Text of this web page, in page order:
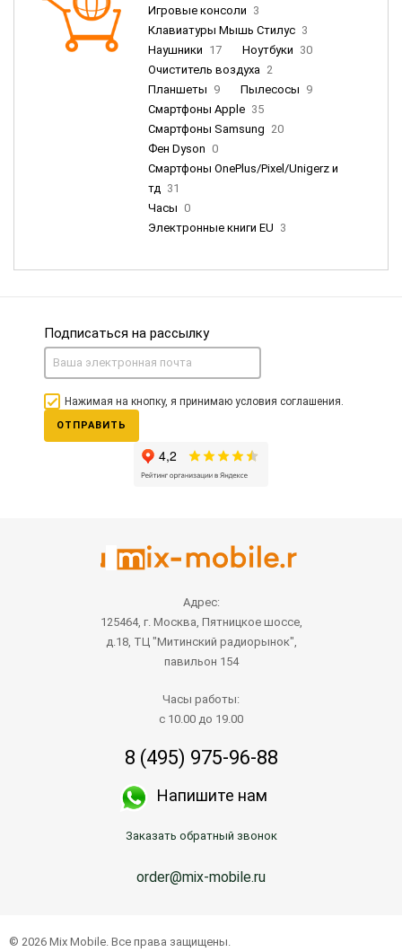
Игровые консоли 3
Клавиатуры Мышь Стилус 3
Наушники 17 Ноутбуки 30
Очиститель воздуха 2
Планшеты 9 Пылесосы 9
Смартфоны Apple 35
Смартфоны Samsung 20
Фен Dyson 0
Смартфоны OnePlus/Pixel/Unigerz и
тд 31
Часы 0
Электронные книги EU 3
Подписаться на рассылку
Нажимая на кнопку, я принимаю условия соглашения.
ОТПРАВИТЬ
Адрес:
125464, г. Москва, Пятницкое шоссе,
д.18, ТЦ "Митинский радиорынок",
павильон 154
Часы работы:
с 10.00 до 19.00
8 (495) 975-96-88
Напишите нам
Заказать обратный звонок
order@mix-mobile.ru
© 2026 Mix Mobile. Все права защищены.